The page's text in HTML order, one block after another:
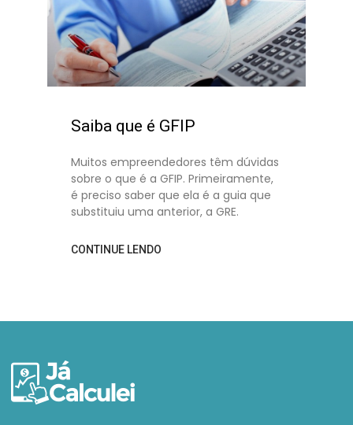
Saiba que é GFIP
Muitos empreendedores têm dúvidas
sobre o que é a GFIP. Primeiramente,
é preciso saber que ela é a guia que
substituiu uma anterior, a GRE.
CONTINUE LENDO